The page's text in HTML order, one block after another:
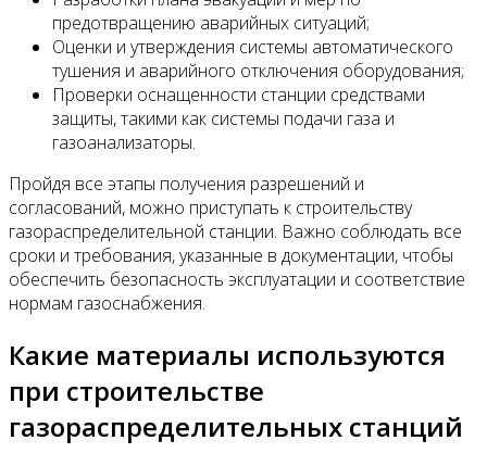
предотвращению аварийных ситуаций;
Оценки и утверждения системы автоматического
тушения и аварийного отключения оборудования;
Проверки оснащенности станции средствами
защиты, такими как системы подачи газа и
газоанализаторы.
Пройдя все этапы получения разрешений и
согласований, можно приступать к строительству
газораспределительной станции. Важно соблюдать все
сроки и требования, указанные в документации, чтобы
обеспечить безопасность эксплуатации и соответствие
нормам газоснабжения.
Какие материалы используются
при строительстве
газораспределительных станций